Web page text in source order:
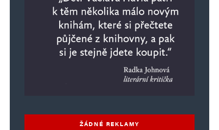
ŽÁDNÉ REKLAMY